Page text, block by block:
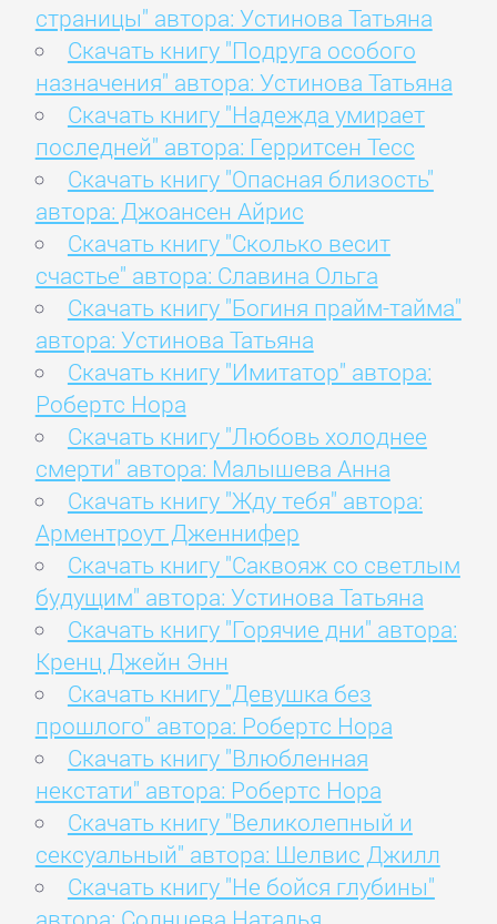
страницы" автора: Устинова Татьяна
Скачать книгу "Подруга особого
назначения" автора: Устинова Татьяна
Скачать книгу "Надежда умирает
последней" автора: Герритсен Тесс
Скачать книгу "Опасная близость"
автора: Джоансен Айрис
Скачать книгу "Сколько весит
счастье" автора: Славина Ольга
Скачать книгу "Богиня прайм-тайма"
автора: Устинова Татьяна
Скачать книгу "Имитатор" автора:
Робертс Нора
Скачать книгу "Любовь холоднее
смерти" автора: Малышева Анна
Скачать книгу "Жду тебя" автора:
Арментроут Дженнифер
Скачать книгу "Саквояж со светлым
будущим" автора: Устинова Татьяна
Скачать книгу "Горячие дни" автора:
Кренц Джейн Энн
Скачать книгу "Девушка без
прошлого" автора: Робертс Нора
Скачать книгу "Влюбленная
некстати" автора: Робертс Нора
Скачать книгу "Великолепный и
сексуальный" автора: Шелвис Джилл
Скачать книгу "Не бойся глубины"